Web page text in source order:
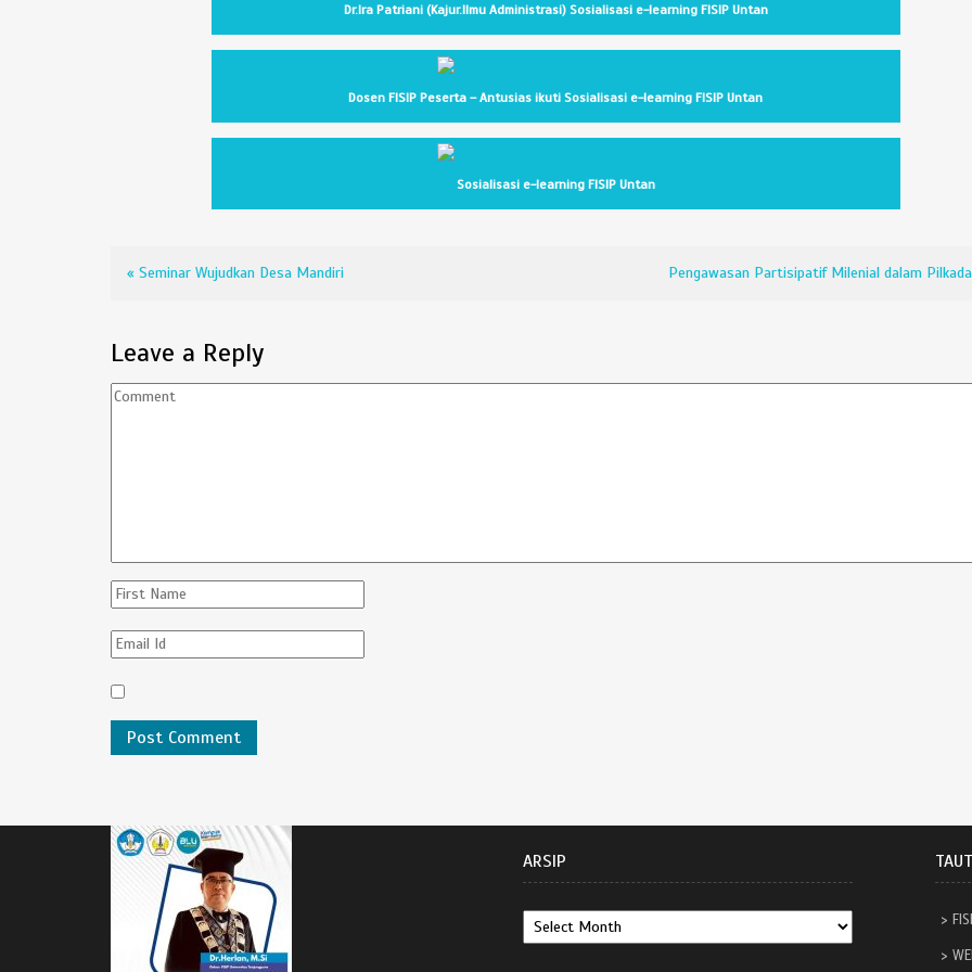
Dr.Ira Patriani (Kajur.Ilmu Administrasi) Sosialisasi e-learning FISIP Untan
Dosen FISIP Peserta – Antusias ikuti Sosialisasi e-learning FISIP Untan
Sosialisasi e-learning FISIP Untan
« Seminar Wujudkan Desa Mandiri Pengawasan Partisipatif Milenial dalam Pilkada
Leave a Reply
ARSIP